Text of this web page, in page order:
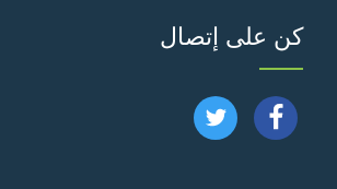
كن على إتصال
تابعنا تابعنا